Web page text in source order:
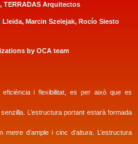
Arquitectos
Lleida, Marcin Szelejak, Rocío Siesto
by OCA team
eficiència i flexibilitat, es per això que es
L’estructura portant estarà formada
d’ample i cinc d’altura. L’estructura